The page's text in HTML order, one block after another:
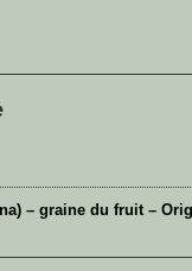
– graine du fruit –